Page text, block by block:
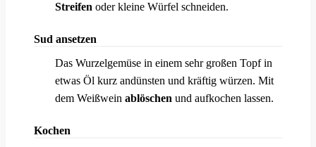
Streifen oder kleine Würfel schneiden.
Sud ansetzen
Das Wurzelgemüse in einem sehr großen Topf in
etwas Öl kurz andünsten und kräftig würzen. Mit
dem Weißwein ablöschen und aufkochen lassen.
Kochen